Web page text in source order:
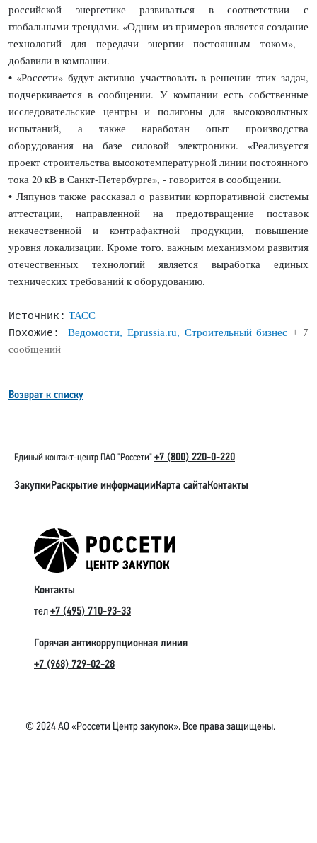
российской энергетике развиваться в соответствии с
глобальными трендами. «Одним из примеров является создание
технологий для передачи энергии постоянным током», -
добавили в компании.
• «Россети» будут активно участвовать в решении этих задач,
подчеркивается в сообщении. У компании есть собственные
исследовательские центры и полигоны для высоковольтных
испытаний, а также наработан опыт производства
оборудования на базе силовой электроники. «Реализуется
проект строительства высокотемпературной линии постоянного
тока 20 кВ в Санкт-Петербурге», - говорится в сообщении.
• Ляпунов также рассказал о развитии корпоративной системы
аттестации, направленной на предотвращение поставок
некачественной и контрафактной продукции, повышение
уровня локализации. Кроме того, важным механизмом развития
отечественных технологий является выработка единых
технических требований к оборудованию.
Источник: ТАСС
Похожие: Ведомости, Eprussia.ru, Строительный бизнес+ 7
сообщений
Возврат к списку
Единый контакт-центр ПАО "Россети" +7 (800) 220-0-220
ЗакупкиРаскрытие информацииКарта сайтаКонтакты
Контакты
тел+7 (495) 710-93-33
Горячая антикоррупционная линия
+7 (968) 729-02-28
© 2024 АО «Россети Центр закупок». Все права защищены.